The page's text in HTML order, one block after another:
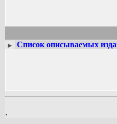
► Список описываемых
.